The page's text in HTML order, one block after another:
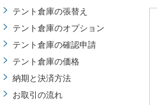
テント倉庫の張替え
テント倉庫のオプション
テント倉庫の確認申請
テント倉庫の価格
納期と決済方法
お取引の流れ